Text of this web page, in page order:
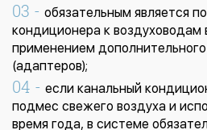
обязательным является
кондиционера к воздуховодам
применением
(адаптеров);
если канальный
подмес свежего воздуха и
время года, в системе